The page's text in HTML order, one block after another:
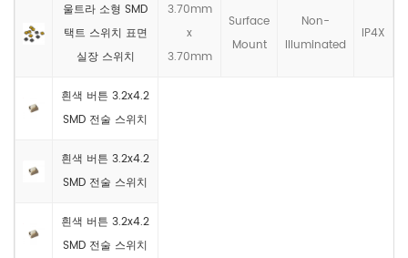
울트라 소형 SMD
택트 스위치 표면
실장 스위치
3.70mm
x
3.70mm
Surface
Mount
Non-
llluminated
IP4X
흰색 버튼 3.2x4.2
SMD 전술 스위치
흰색 버튼 3.2x4.2
SMD 전술 스위치
흰색 버튼 3.2x4.2
SMD 전술 스위치